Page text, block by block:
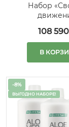
Набор
108
В
-8%
ВЫГОДНО НАБОРЕ!